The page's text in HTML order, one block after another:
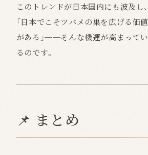
このトレンドが日本国内にも波及し、
「日本でこそツバメの巣を広げる価値
がある」──そんな機運が高まってい
るのです。
📌 まとめ